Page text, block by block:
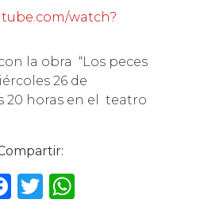
watch?
la obra “Los peces
26 de
20 horas en el teatro
F T W